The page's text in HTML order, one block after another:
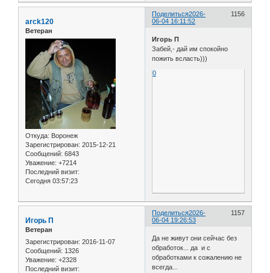
Поделиться 1156
2026-
06-04 16:11:52
arck120
Ветеран
Откуда: Воронеж
Зарегистрирован: 2015-12-21
Сообщений: 6843
Уважение: +7214
Последний визит:
Сегодня 03:57:23
Игорь П
Забей,- дай им спокойно
пожить всласть)))
0
Поделиться 1157
2026-
06-04 19:26:53
Игорь П
Ветеран
Зарегистрирован: 2016-11-07
Сообщений: 1326
Уважение: +2328
Последний визит:
Да не живут они сейчас без
обработок... да и с
обработками к сожалению не
всегда...